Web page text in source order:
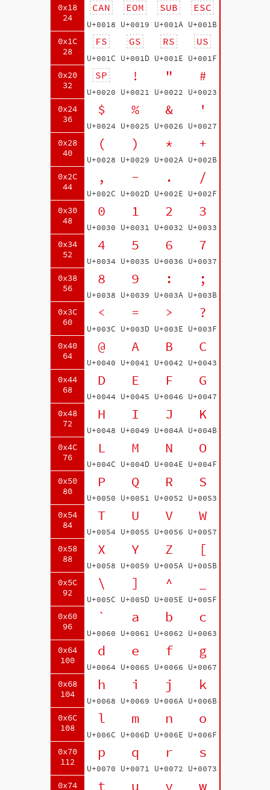
0x18
24
0x1C
28
0x20
32
0x24
36
0x28
40
0x2C
44
0x30
48
0x34
52
0x38
56
0x3C
60
0x40
64
0x44
68
0x48
72
0x4C
76
0x50
80
0x54
84
0x58
88
0x5C
92
0x60
96
0x64
100
0x68
104
0x6C
108
0x70
112
0x74
CAN
U+0018
EOM
U+0019
SUB
U+001A
ESC
U+001B
FS
U+001C
GS
U+001D
RS
U+001E
US
U+001F
SP
U+0020
!
U+0021
"
U+0022
#
U+0023
$
U+0024
%
U+0025
&
U+0026
'
U+0027
(
U+0028
)
U+0029
*
U+002A
+
U+002B
,
U+002C
-
U+002D
.
U+002E
/
U+002F
0
U+0030
1
U+0031
2
U+0032
3
U+0033
4
U+0034
5
U+0035
6
U+0036
7
U+0037
8
U+0038
9
U+0039
:
U+003A
;
U+003B
<
U+003C
=
U+003D
>
U+003E
?
U+003F
@
U+0040
A
U+0041
B
U+0042
C
U+0043
D
U+0044
E
U+0045
F
U+0046
G
U+0047
H
U+0048
I
U+0049
J
U+004A
K
U+004B
L
U+004C
M
U+004D
N
U+004E
O
U+004F
P
U+0050
Q
U+0051
R
U+0052
S
U+0053
T
U+0054
U
U+0055
V
U+0056
W
U+0057
X
U+0058
Y
U+0059
Z
U+005A
[
U+005B
\
U+005C
]
U+005D
^
U+005E U+005F
`
U+0060
a
U+0061
b
U+0062
c
U+0063
d
U+0064
e
U+0065
f
U+0066
g
U+0067
h
U+0068
i
U+0069
j
U+006A
k
U+006B
l
U+006C
m
U+006D
n
U+006E
o
U+006F
p
U+0070
q
U+0071
r
U+0072
s
U+0073
t u v w